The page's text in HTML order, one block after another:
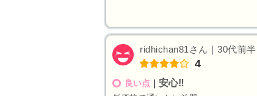
ridhichan81さん｜30代前
4
良い点 ｜ 安心‼︎